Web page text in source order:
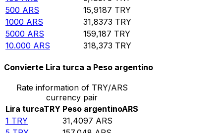
500 ARS 15,9187 TRY
1000 ARS 31,8373 TRY
5000 ARS 159,187 TRY
10.000 ARS 318,373 TRY
Convierte Lira turca a Peso argentino
Rate information of TRY/ARS
currency pair
Lira turcaTRY Peso argentinoARS
1 TRY 31,4097 ARS